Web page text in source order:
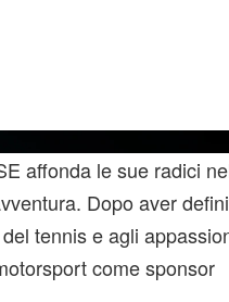
affonda le sue radici
Dopo aver
tennis e agli
come sponsor